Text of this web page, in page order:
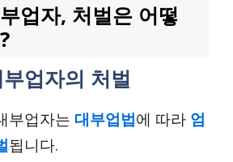
업자, 처벌은 어떻
업자의 처벌
부업자는 대부업법에 따라 엄
됩니다.